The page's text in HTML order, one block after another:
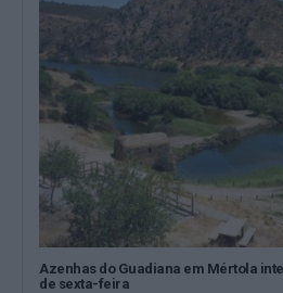
Azenhas do Guadiana em Mértola
de sexta-feira